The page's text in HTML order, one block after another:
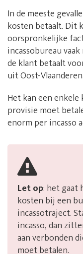
In de meeste
kosten betaalt. Dit
oorspronkelijke
incassobureau
de klant betaalt
uit Oost-
Het kan een
provisie moet
enorm per incasso
Let op: het gaat
kosten bij een
incassotraject.
incasso, dan
aan verbonden
moet betalen.